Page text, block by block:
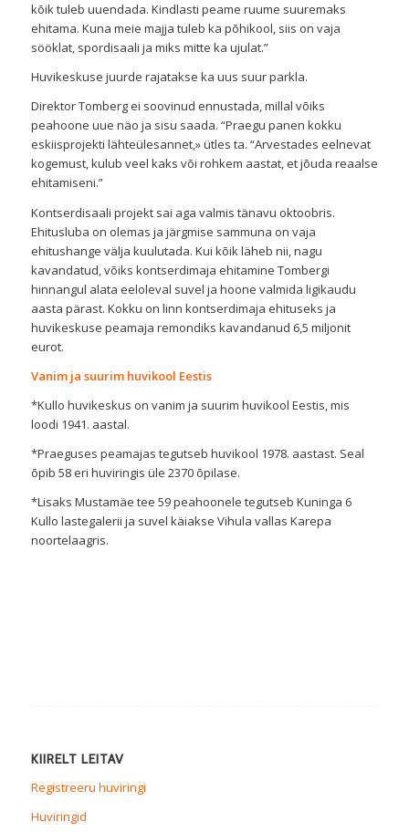
kõik tuleb uuendada. Kindlasti peame ruume suuremaks
ehitama. Kuna meie majja tuleb ka põhikool, siis on vaja
sööklat, spordisaali ja miks mitte ka ujulat.”
Huvikeskuse juurde rajatakse ka uus suur parkla.
Direktor Tomberg ei soovinud ennustada, millal võiks
peahoone uue näo ja sisu saada. “Praegu panen kokku
eskiisprojekti lähteülesannet,» ütles ta. “Arvestades eelnevat
kogemust, kulub veel kaks või rohkem aastat, et jõuda reaalse
ehitamiseni.”
Kontserdisaali projekt sai aga valmis tänavu oktoobris.
Ehitusluba on olemas ja järgmise sammuna on vaja
ehitushange välja kuulutada. Kui kõik läheb nii, nagu
kavandatud, võiks kontserdimaja ehitamine Tombergi
hinnangul alata eeloleval suvel ja hoone valmida ligikaudu
aasta pärast. Kokku on linn kontserdimaja ehituseks ja
huvikeskuse peamaja remondiks kavandanud 6,5 miljonit
eurot.
Vanim ja suurim huvikool Eestis
*Kullo huvikeskus on vanim ja suurim huvikool Eestis, mis
loodi 1941. aastal.
*Praeguses peamajas tegutseb huvikool 1978. aastast. Seal
õpib 58 eri huviringis üle 2370 õpilase.
*Lisaks Mustamäe tee 59 peahoonele tegutseb Kuninga 6
Kullo lastegalerii ja suvel käiakse Vihula vallas Karepa
noortelaagris.
KIIRELT LEITAV
Registreeru huviringi
Huviringid